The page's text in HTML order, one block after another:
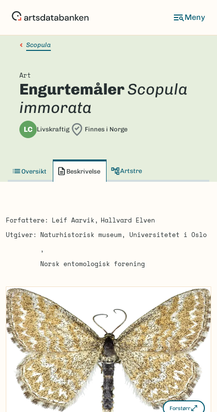
Scopula
Art
EngurtemålerScopula
immorata
LC Livskraftig Finnes i Norge
Oversikt Beskrivelse Artstre
Forfattere Leif Aarvik
Hallvard Elven
Utgiver
Naturhistorisk museum, Universitetet i Oslo
Norsk entomologisk forening
Forstørr